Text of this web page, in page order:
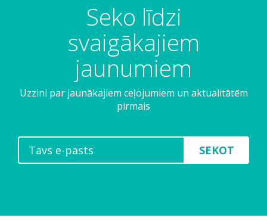
Seko līdzi
svaigākajiem
jaunumiem
Uzzini par jaunākajiem ceļojumiem un aktualitātēm
pirmais
SEKOT